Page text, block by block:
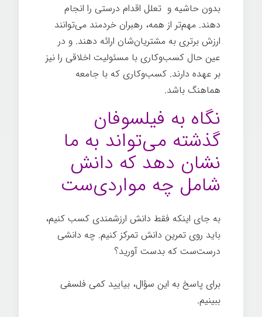
بدون حاشیه و تعلل اقدام درستی را انجام
دهند. مهم‌تر از همه، رهبران خردمند می‌توانند
ارزش برتری به مشتريان‌شان ارائه دهند. و در
عين حال کسب‌وکاری با مسئوليت اخلاقی را نيز
بر عهده دارند. کسب‌وکاری كه با جامعه
هماهنگ باشد.
نگاه به فیلسوفان
گذشته می‌تواند به ما
نشان دهد که دانش
شامل چه مواردی‌ست
به جای اینکه فقط دانش ارزشمندی کسب کنیم،
باید روی تمرین دانش تمرکز کنیم. چه دانشی
درست‌ست که بدست آورید؟
برای پاسخ به این سؤال، بیایید کمی فلسفی
ببینیم.